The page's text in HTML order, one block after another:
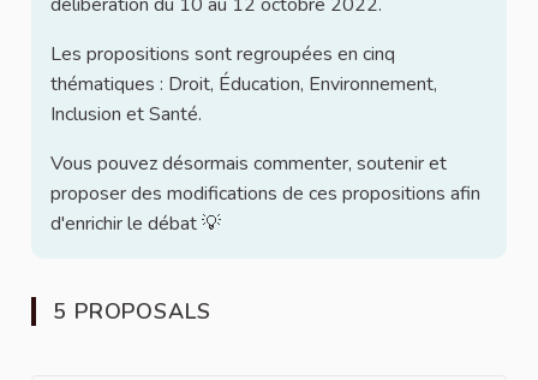
Les propositions sont regroupées en cinq
thématiques : Droit, Éducation, Environnement,
Inclusion et Santé.
Vous pouvez désormais commenter, soutenir et
proposer des modifications de ces propositions afin
d'enrichir le débat 💡
5 PROPOSALS